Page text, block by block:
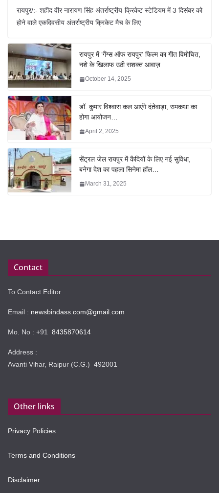
रायपुर/:- शहीद वीर नारायण सिंह अंतर्राष्ट्रीय क्रिकेट स्टेडियम में 3 दिसंबर को
होने वाले एकदिवसीय अंतर्राष्ट्रीय क्रिकेट मैच के लिए
रायपुर में ‘गैंग्स ऑफ रायपुर’ फिल्म का गीत विमोचित,
नशे के खिलाफ उठी सशक्त आवाज़
October 14, 2025
डॉ. कुमार विश्वास कल आएंगे दंतेवाड़ा, रामकथा का
होगा आयोजन…
April 2, 2025
सेंट्रल जेल रायपुर में कैदियों के लिए नई सुविधा,
बनेगा देश का पहला सिनेमा हॉल…
March 31, 2025
Contact
To Contact Editor
Email : newsbindass.com@gmail.com
Mo. No : +91 8435870614
Address :
Avanti Vihar, Raipur (C.G.) 492001
Other links
Privacy Policies
Terms and Conditions
Disclaimer